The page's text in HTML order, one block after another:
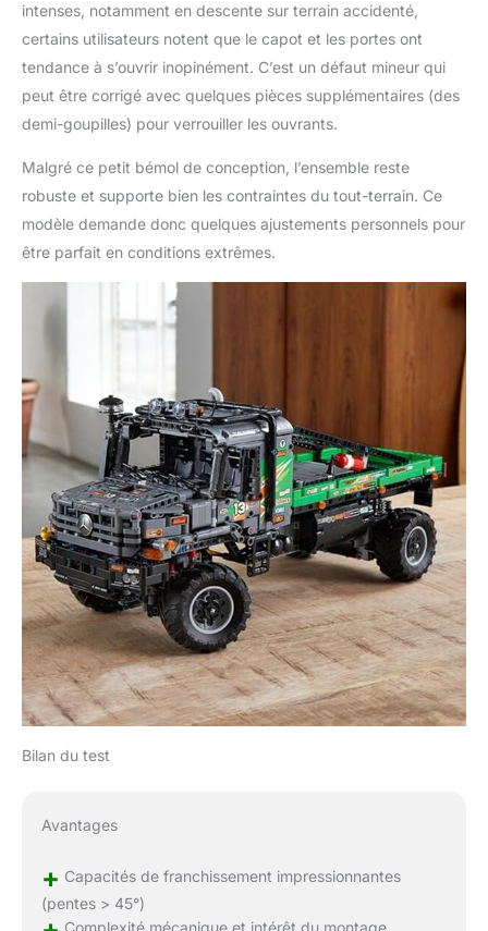
intenses, notamment en descente sur terrain accidenté,
certains utilisateurs notent que le capot et les portes ont
tendance à s’ouvrir inopinément. C’est un défaut mineur qui
peut être corrigé avec quelques pièces supplémentaires (des
demi-goupilles) pour verrouiller les ouvrants.
Malgré ce petit bémol de conception, l’ensemble reste
robuste et supporte bien les contraintes du tout-terrain. Ce
modèle demande donc quelques ajustements personnels pour
être parfait en conditions extrêmes.
Bilan du test
Avantages
+ Capacités de franchissement impressionnantes
(pentes > 45°)